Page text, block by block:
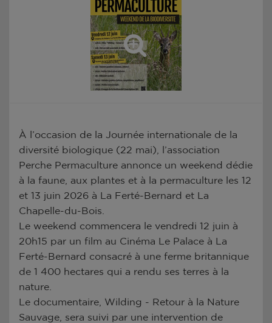
À l’occasion de la Journée internationale de la
diversité biologique (22 mai), l’association
Perche Permaculture annonce un weekend dédie
à la faune, aux plantes et à la permaculture les 12
et 13 juin 2026 à La Ferté-Bernard et La
Chapelle-du-Bois.
Le weekend commencera le vendredi 12 juin à
20h15 par un film au Cinéma Le Palace à La
Ferté-Bernard consacré à une ferme britannique
de 1 400 hectares qui a rendu ses terres à la
nature.
Le documentaire, Wilding - Retour à la Nature
Sauvage, sera suivi par une intervention de